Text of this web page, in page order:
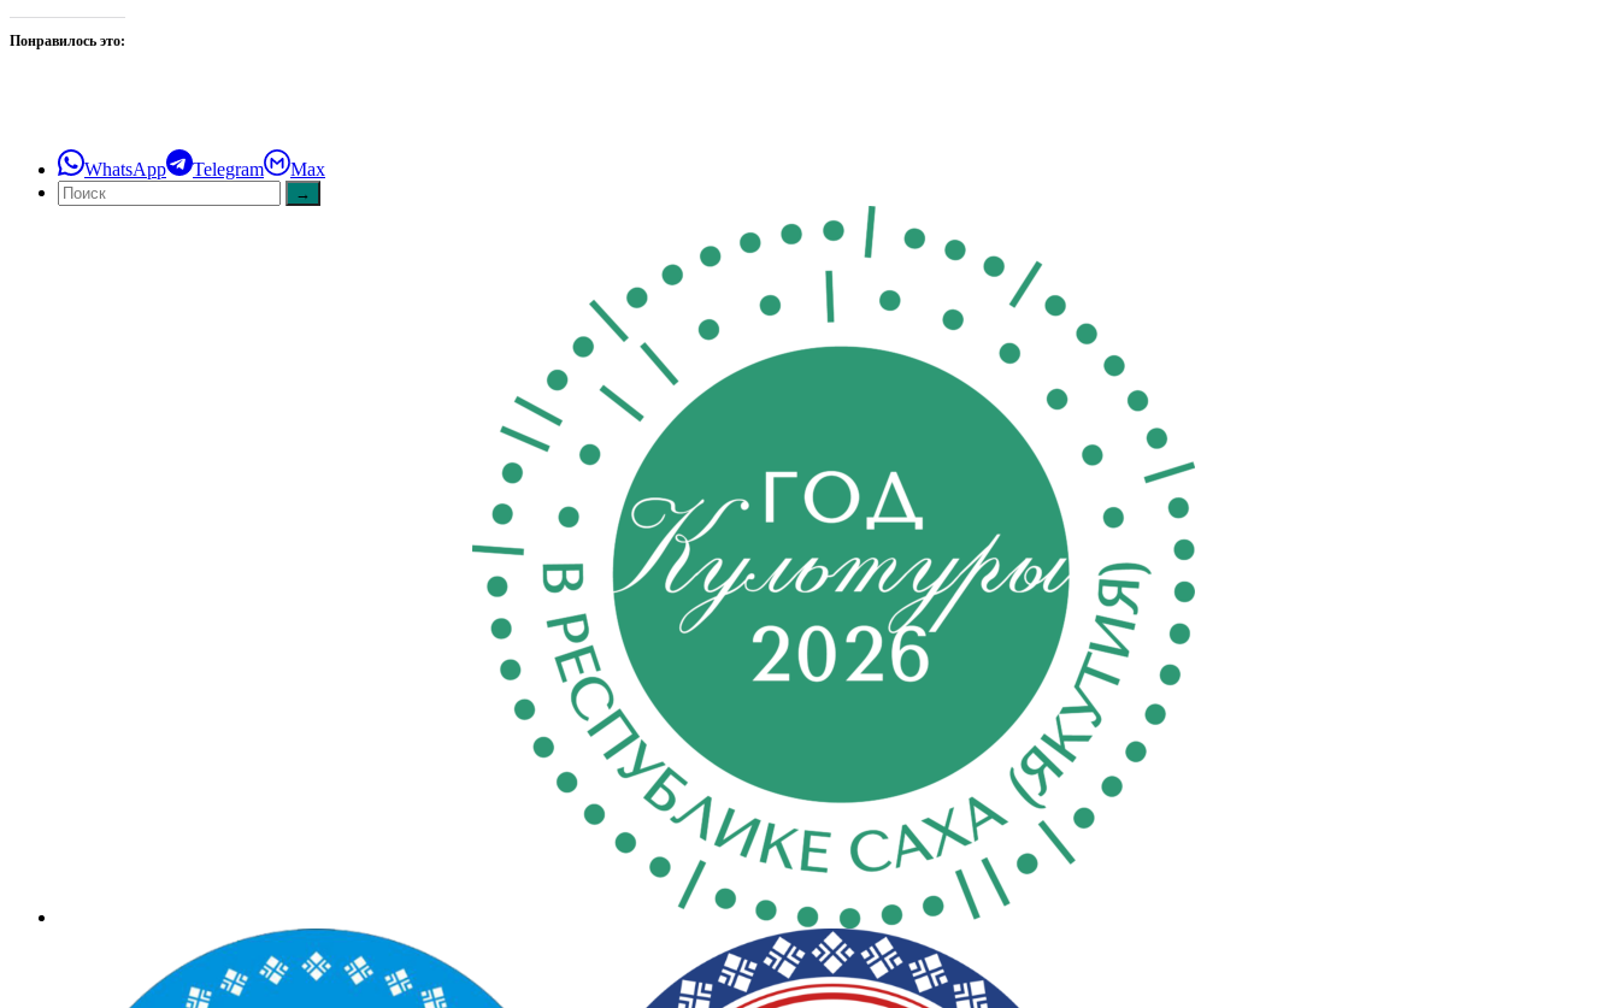
Понравилось это:
WhatsApp Telegram Max